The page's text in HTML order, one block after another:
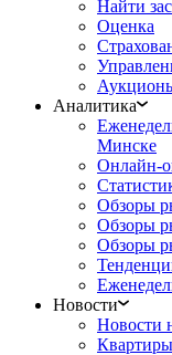
Найти
Оценка
Аналитика
Минске
Онлайн-
Обзоры
Обзоры
Обзоры
Новости
Новости
Квартиры